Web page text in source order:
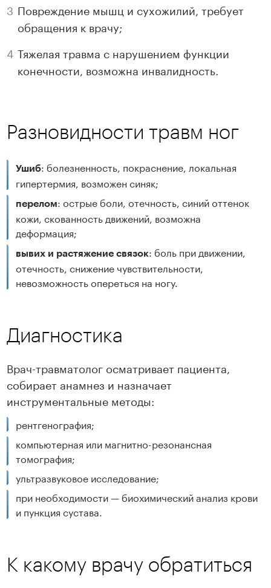
Повреждение мышц и сухожилий, требует
обращения к врачу;
Тяжелая травма с нарушением функции
конечности, возможна инвалидность.
Разновидности травм ног
Ушиб: болезненность, покраснение, локальная
гипертермия, возможен синяк;
перелом: острые боли, отечность, синий оттенок
кожи, скованность движений, возможна
деформация;
вывих и растяжение связок: боль при движении,
отечность, снижение чувствительности,
невозможность опереться на ногу.
Диагностика
Врач-травматолог осматривает пациента,
собирает анамнез и назначает
инструментальные методы:
рентгенография;
компьютерная или магнитно-резонансная
томография;
ультразвуковое исследование;
при необходимости — биохимический анализ крови
и пункция сустава.
К какому врачу обратиться